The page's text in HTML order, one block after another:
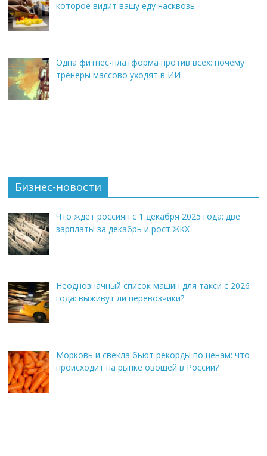
которое видит вашу еду насквозь
Одна фитнес-платформа против всех: почему
тренеры массово уходят в ИИ
Бизнес-новости
Что ждет россиян с 1 декабря 2025 года: две
зарплаты за декабрь и рост ЖКХ
Неоднозначный список машин для такси с 2026
года: выживут ли перевозчики?
Морковь и свекла бьют рекорды по ценам: что
происходит на рынке овощей в России?